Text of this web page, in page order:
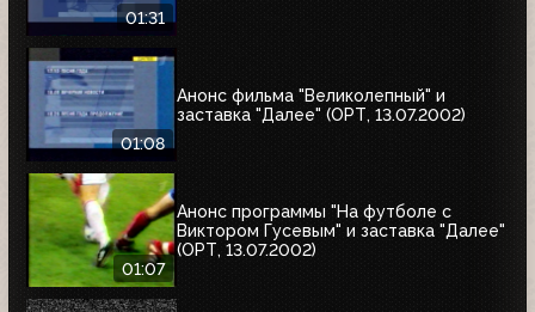
01:31
01:08
Анонс фильма "Великолепный" и
заставка "Далее" (ОРТ, 13.07.2002)
01:07
Анонс программы "На футболе с
Виктором Гусевым" и заставка "Далее"
(ОРТ, 13.07.2002)